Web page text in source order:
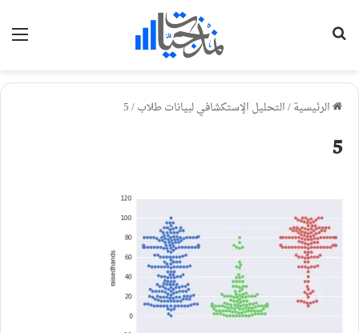
الرئيسية/التحليل الإستكشافي لبيانات طلاب/
5
5